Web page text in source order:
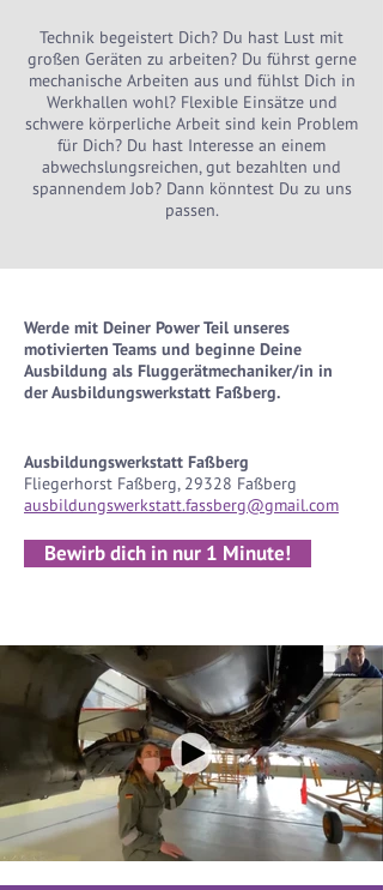
Technik begeistert Dich? Du hast Lust mit
großen Geräten zu arbeiten? Du führst gerne
mechanische Arbeiten aus und fühlst Dich in
Werkhallen wohl? Flexible Einsätze und
schwere körperliche Arbeit sind kein Problem
für Dich? Du hast Interesse an einem
abwechslungsreichen, gut bezahlten und
spannendem Job? Dann könntest Du zu uns
passen.
Werde mit Deiner Power Teil unseres
motivierten Teams und beginne Deine
Ausbildung als Fluggerätmechaniker/in in
der Ausbildungswerkstatt Faßberg.
Ausbildungswerkstatt Faßberg
Fliegerhorst Faßberg, 29328 Faßberg
ausbildungswerkstatt.fassberg@gmail.com
Bewirb dich in nur 1 Minute!